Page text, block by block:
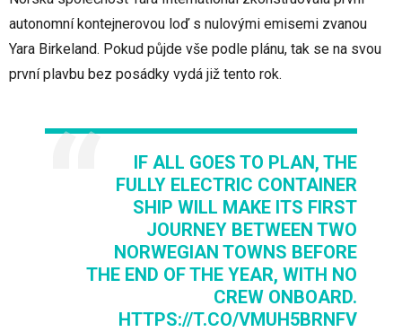
autonomní kontejnerovou loď s nulovými emisemi zvanou
Yara Birkeland. Pokud půjde vše podle plánu, tak se na svou
první plavbu bez posádky vydá již tento rok.
IF ALL GOES TO PLAN, THE
FULLY ELECTRIC CONTAINER
SHIP WILL MAKE ITS FIRST
JOURNEY BETWEEN TWO
NORWEGIAN TOWNS BEFORE
THE END OF THE YEAR, WITH NO
CREW ONBOARD.
HTTPS://T.CO/VMUH5BRNFV